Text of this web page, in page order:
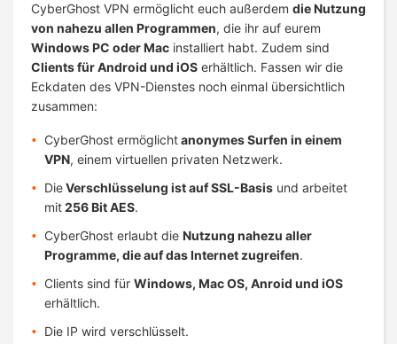
CyberGhost VPN ermöglicht euch außerdem die Nutzung
von nahezu allen Programmen, die ihr auf eurem
Windows PC oder Mac installiert habt. Zudem sind
Clients für Android und iOS erhältlich. Fassen wir die
Eckdaten des VPN-Dienstes noch einmal übersichtlich
zusammen:
CyberGhost ermöglichtanonymes Surfen in einem
VPN, einem virtuellen privaten Netzwerk.
DieVerschlüsselung ist auf SSL-Basis und arbeitet
mit256 Bit AES.
CyberGhost erlaubt die Nutzung nahezu aller
Programme, die auf das Internet zugreifen.
Clients sind für Windows, Mac OS, Anroid und iOS
erhältlich.
Die IP wird verschlüsselt.